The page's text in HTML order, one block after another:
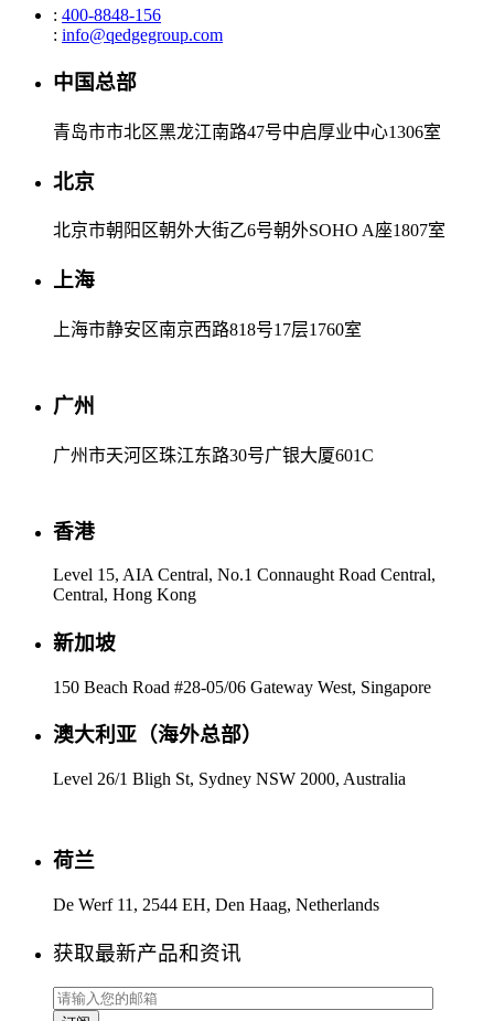
: 400-8848-156
: info@qedgegroup.com
中国总部
青岛市市北区黑龙江南路47号中启厚业中心1306室
北京
北京市朝阳区朝外大街乙6号朝外SOHO A座1807室
上海
上海市静安区南京西路818号17层1760室
广州
广州市天河区珠江东路30号广银大厦601C
香港
Level 15, AIA Central, No.1 Connaught Road Central,
Central, Hong Kong
新加坡
150 Beach Road #28-05/06 Gateway West, Singapore
澳大利亚（海外总部）
Level 26/1 Bligh St, Sydney NSW 2000, Australia
荷兰
De Werf 11, 2544 EH, Den Haag, Netherlands
获取最新产品和资讯